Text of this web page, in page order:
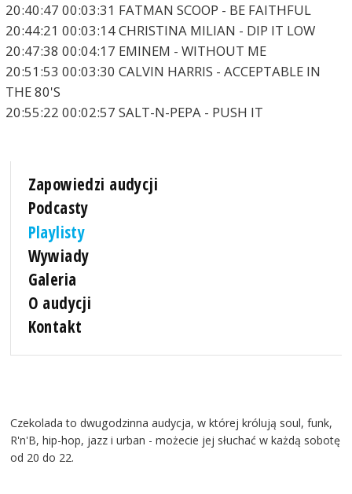
20:40:47 00:03:31 FATMAN SCOOP - BE FAITHFUL
20:44:21 00:03:14 CHRISTINA MILIAN - DIP IT LOW
20:47:38 00:04:17 EMINEM - WITHOUT ME
20:51:53 00:03:30 CALVIN HARRIS - ACCEPTABLE IN
THE 80'S
20:55:22 00:02:57 SALT-N-PEPA - PUSH IT
Zapowiedzi audycji
Podcasty
Playlisty
Wywiady
Galeria
O audycji
Kontakt
Czekolada to dwugodzinna audycja, w której królują soul, funk,
R'n'B, hip-hop, jazz i urban - możecie jej słuchać w każdą sobotę
od 20 do 22.